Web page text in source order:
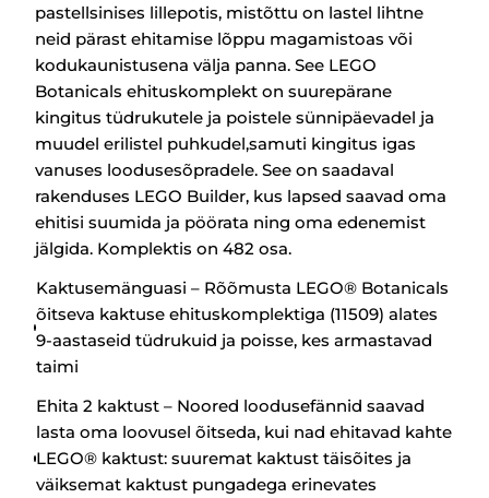
pastellsinises lillepotis, mistõttu on lastel lihtne
neid pärast ehitamise lõppu magamistoas või
kodukaunistusena välja panna. See LEGO
Botanicals ehituskomplekt on suurepärane
kingitus tüdrukutele ja poistele sünnipäevadel ja
muudel erilistel puhkudel,samuti kingitus igas
vanuses loodusesõpradele. See on saadaval
rakenduses LEGO Builder, kus lapsed saavad oma
ehitisi suumida ja pöörata ning oma edenemist
jälgida. Komplektis on 482 osa.
Kaktusemänguasi – Rõõmusta LEGO® Botanicals
õitseva kaktuse ehituskomplektiga (11509) alates
9-aastaseid tüdrukuid ja poisse, kes armastavad
taimi
Ehita 2 kaktust – Noored loodusefännid saavad
lasta oma loovusel õitseda, kui nad ehitavad kahte
LEGO® kaktust: suuremat kaktust täisõites ja
väiksemat kaktust pungadega erinevates